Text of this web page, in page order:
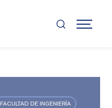
MENÚ
FACULTAD DE INGENIERÍA